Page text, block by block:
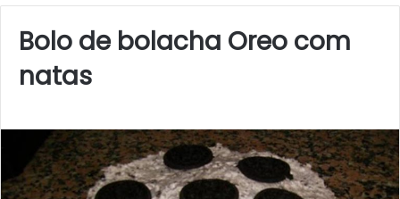
Bolo de bolacha Oreo com
natas